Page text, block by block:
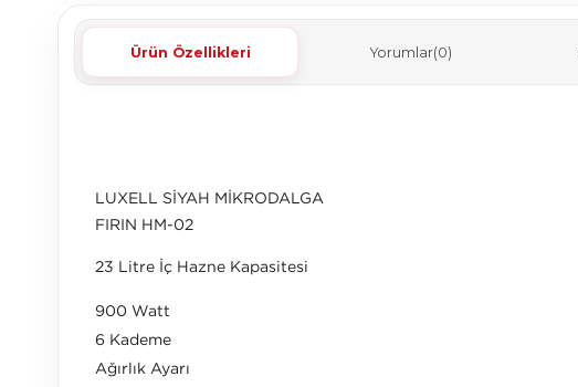
Ürün Özellikleri Yorumlar(0)
LUXELL SİYAH MİKRODALGA
FIRIN HM-02
23 Litre İç Hazne Kapasitesi
900 Watt
6 Kademe
Ağırlık Ayarı